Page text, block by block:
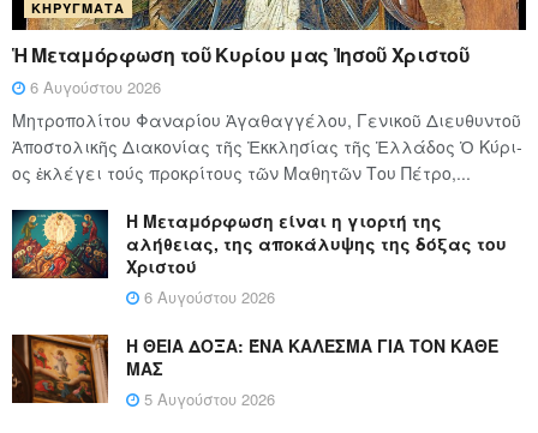
ΚΗΡΎΓΜΑΤΑ
Ἡ Μεταμόρφωση τοῦ Κυρίου μας Ἰησοῦ Χριστοῦ
6 Αυγούστου 2026
Μητροπολίτου Φαναρίου Ἀγαθαγγέλου, Γενικοῦ Διευθυντοῦ
Ἀποστολικῆς Διακονίας τῆς Ἐκκλησίας τῆς Ἑλλάδος Ὁ Κύ­ρι­
ος ἐκλέγει τούς προ­κρί­τους τῶν Μα­θη­τῶν Του Πέ­τρο,...
Η Μεταμόρφωση είναι η γιορτή της
αλήθειας, της αποκάλυψης της δόξας του
Χριστού
6 Αυγούστου 2026
Η ΘΕΙΑ ΔΟΞΑ: ΈΝΑ ΚΑΛΕΣΜΑ ΓΙΑ ΤΟΝ ΚΑΘΕ
ΜΑΣ
5 Αυγούστου 2026